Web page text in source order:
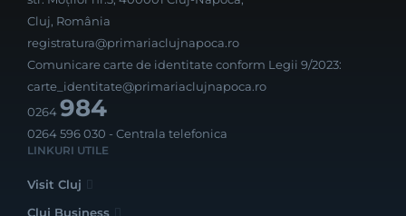
Cluj, România
registratura@primariaclujnapoca.ro
Comunicare carte de identitate conform Legii 9/2023:
carte_identitate@primariaclujnapoca.ro
0264984
0264 596 030 - Centrala telefonica
LINKURI UTILE
Visit Cluj
Cluj Business